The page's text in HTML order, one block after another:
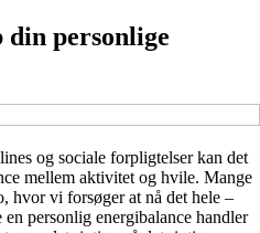
personlige
og sociale forpligtelser kan det
mellem aktivitet og hvile. Mange
hvor vi forsøger at nå det hele –
personlig energibalance handler